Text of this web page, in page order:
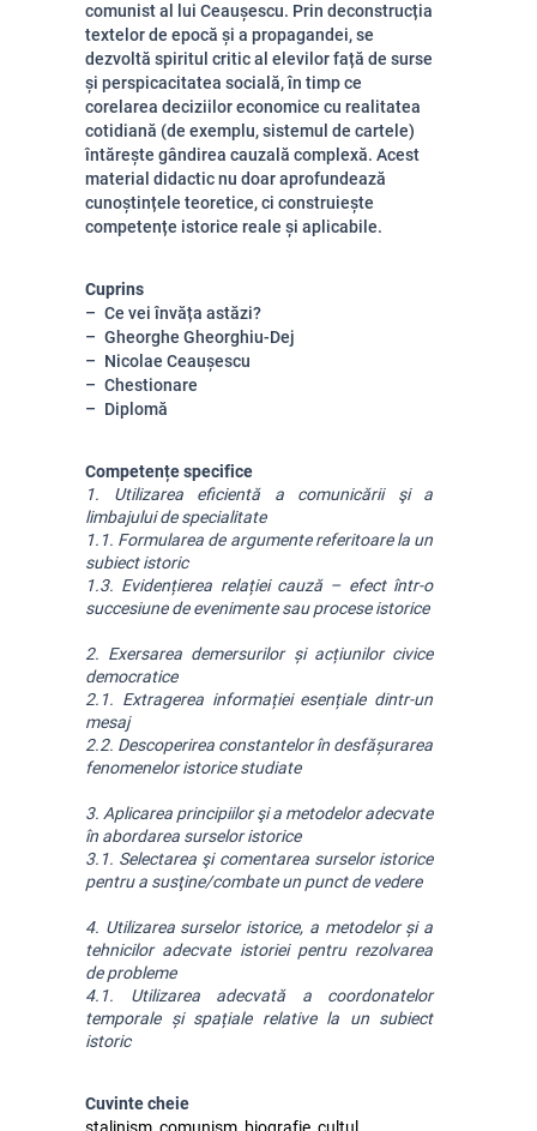
comunist al lui Ceaușescu. Prin deconstrucția
textelor de epocă și a propagandei, se
dezvoltă spiritul critic al elevilor față de surse
și perspicacitatea socială, în timp ce
corelarea deciziilor economice cu realitatea
cotidiană (de exemplu, sistemul de cartele)
întărește gândirea cauzală complexă. Acest
material didactic nu doar aprofundează
cunoștințele teoretice, ci construiește
competențe istorice reale și aplicabile.
Cuprins
Ce vei învăța astăzi?
Gheorghe Gheorghiu-Dej
Nicolae Ceaușescu
Chestionare
Diplomă
Competențe specifice
1. Utilizarea eficientă a comunicării şi a
limbajului de specialitate
1.1. Formularea de argumente referitoare la un
subiect istoric
1.3. Evidențierea relației cauză – efect într-o
succesiune de evenimente sau procese istorice
2. Exersarea demersurilor și acțiunilor civice
democratice
2.1. Extragerea informației esențiale dintr-un
mesaj
2.2. Descoperirea constantelor în desfășurarea
fenomenelor istorice studiate
3. Aplicarea principiilor şi a metodelor adecvate
în abordarea surselor istorice
3.1. Selectarea şi comentarea surselor istorice
pentru a susţine/combate un punct de vedere
4. Utilizarea surselor istorice, a metodelor și a
de probleme
4.1. Utilizarea adecvată a coordonatelor
temporale și spațiale relative la un subiect
istoric
Cuvinte cheie